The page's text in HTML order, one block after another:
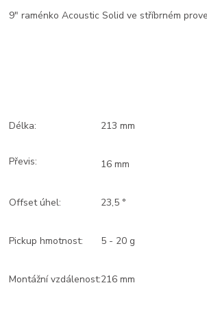
9" raménko Acoustic Solid ve stříbrném
Délka: 213 mm
Převis: 16 mm
Offset úhel: 23,5 °
Pickup hmotnost: 5 - 20 g
Montážní vzdálenost:216 mm